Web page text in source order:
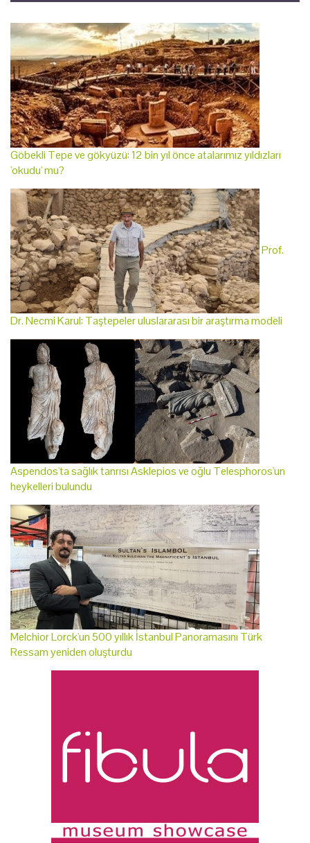
Göbekli Tepe ve gökyüzü: 12 bin yıl önce atalarımız yıldızları
'okudu' mu?
Prof.
Dr. Necmi Karul: Taştepeler uluslararası bir araştırma modeli
Aspendos'ta sağlık tanrısı Asklepios ve oğlu Telesphoros'un
heykelleri bulundu
Melchior Lorck'un 500 yıllık İstanbul Panoramasını Türk
Ressam yeniden oluşturdu